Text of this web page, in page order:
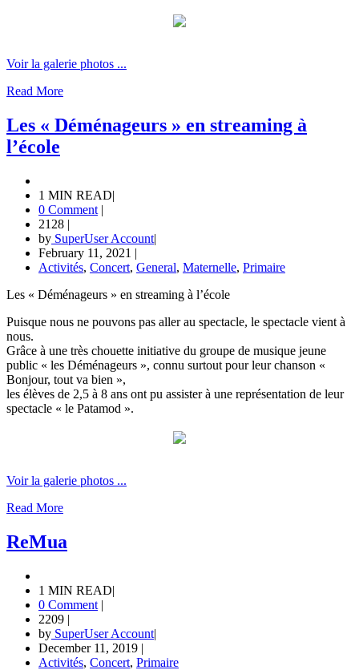
Voir la galerie photos ...
Read More
Les « Déménageurs » en streaming à
l’école
1 MIN READ|
0 Comment |
2128 |
by SuperUser Account|
February 11, 2021 |
Activités, Concert, General, Maternelle, Primaire
Les « Déménageurs » en streaming à l’école
Puisque nous ne pouvons pas aller au spectacle, le spectacle vient à
nous.
Grâce à une très chouette initiative du groupe de musique jeune
public « les Déménageurs », connu surtout pour leur chanson «
Bonjour, tout va bien »,
les élèves de 2,5 à 8 ans ont pu assister à une représentation de leur
spectacle « le Patamod ».
Voir la galerie photos ...
Read More
ReMua
1 MIN READ|
0 Comment |
2209 |
by SuperUser Account|
December 11, 2019 |
Activités, Concert, Primaire